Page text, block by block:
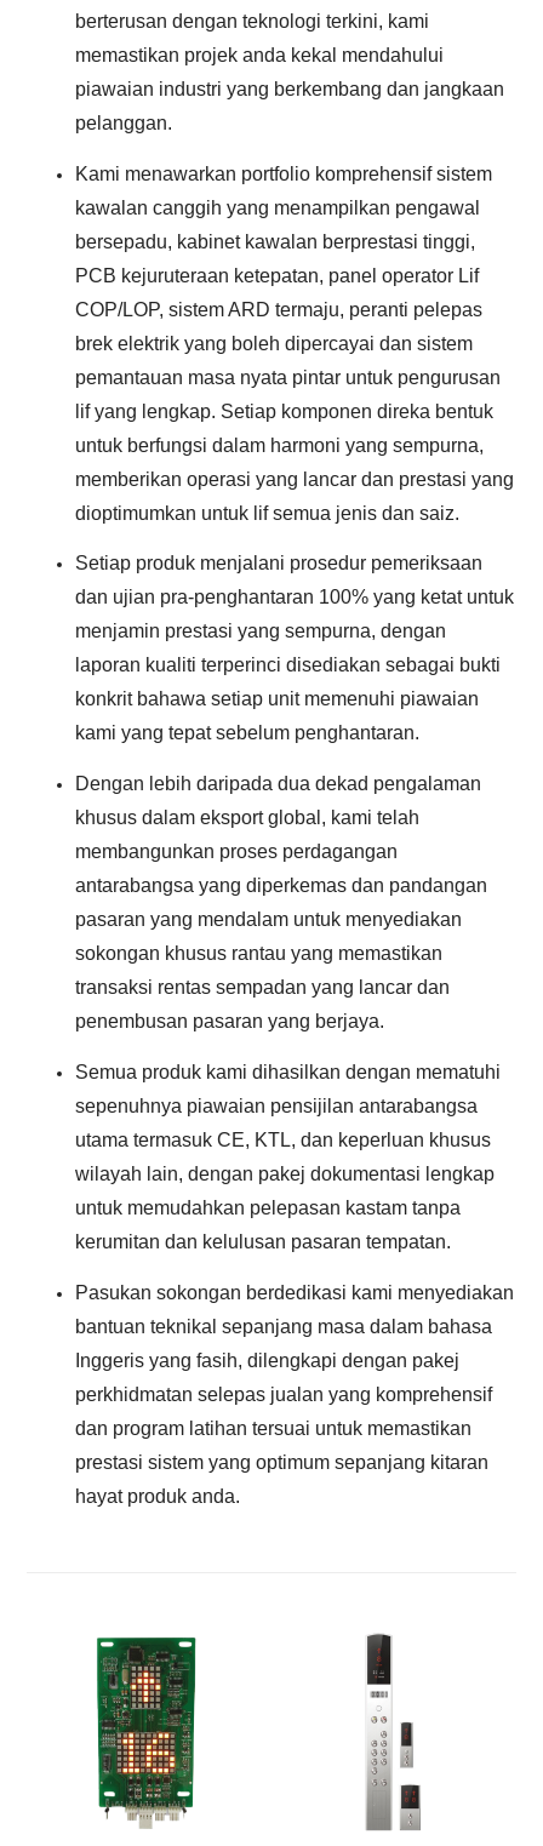
berterusan dengan teknologi terkini, kami
memastikan projek anda kekal mendahului
piawaian industri yang berkembang dan jangkaan
pelanggan.
Kami menawarkan portfolio komprehensif sistem
kawalan canggih yang menampilkan pengawal
bersepadu, kabinet kawalan berprestasi tinggi,
PCB kejuruteraan ketepatan, panel operator Lif
COP/LOP, sistem ARD termaju, peranti pelepas
brek elektrik yang boleh dipercayai dan sistem
pemantauan masa nyata pintar untuk pengurusan
lif yang lengkap. Setiap komponen direka bentuk
untuk berfungsi dalam harmoni yang sempurna,
memberikan operasi yang lancar dan prestasi yang
dioptimumkan untuk lif semua jenis dan saiz.
Setiap produk menjalani prosedur pemeriksaan
dan ujian pra-penghantaran 100% yang ketat untuk
menjamin prestasi yang sempurna, dengan
laporan kualiti terperinci disediakan sebagai bukti
konkrit bahawa setiap unit memenuhi piawaian
kami yang tepat sebelum penghantaran.
Dengan lebih daripada dua dekad pengalaman
khusus dalam eksport global, kami telah
membangunkan proses perdagangan
antarabangsa yang diperkemas dan pandangan
pasaran yang mendalam untuk menyediakan
sokongan khusus rantau yang memastikan
transaksi rentas sempadan yang lancar dan
penembusan pasaran yang berjaya.
Semua produk kami dihasilkan dengan mematuhi
sepenuhnya piawaian pensijilan antarabangsa
utama termasuk CE, KTL, dan keperluan khusus
wilayah lain, dengan pakej dokumentasi lengkap
untuk memudahkan pelepasan kastam tanpa
kerumitan dan kelulusan pasaran tempatan.
Pasukan sokongan berdedikasi kami menyediakan
bantuan teknikal sepanjang masa dalam bahasa
Inggeris yang fasih, dilengkapi dengan pakej
perkhidmatan selepas jualan yang komprehensif
dan program latihan tersuai untuk memastikan
prestasi sistem yang optimum sepanjang kitaran
hayat produk anda.